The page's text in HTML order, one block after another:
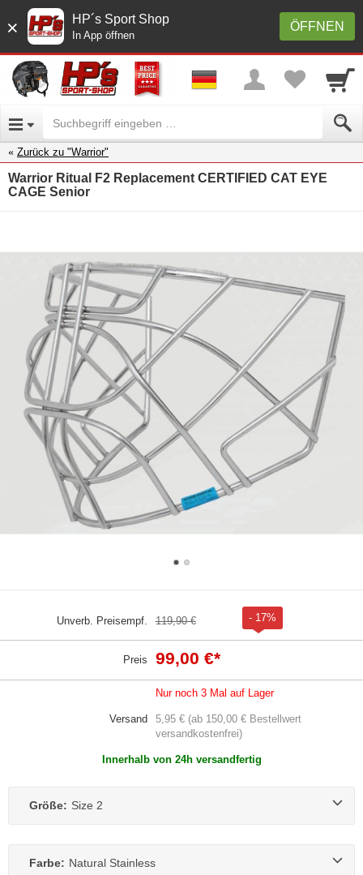
× ÖFFNEN
HP´s Sport Shop
In App öffnen
Zurück zu "Warrior"
Warrior Ritual F2 Replacement CERTIFIED CAT EYE
CAGE Senior
Unverb. Preisempf. 119,90 € - 17%
Preis 99,00 €*
Nur noch 3 Mal auf Lager
Versand
5,95 € (ab 150,00 € Bestellwert
versandkostenfrei)
Innerhalb von 24h versandfertig
Größe: Size 2
Farbe: Natural Stainless